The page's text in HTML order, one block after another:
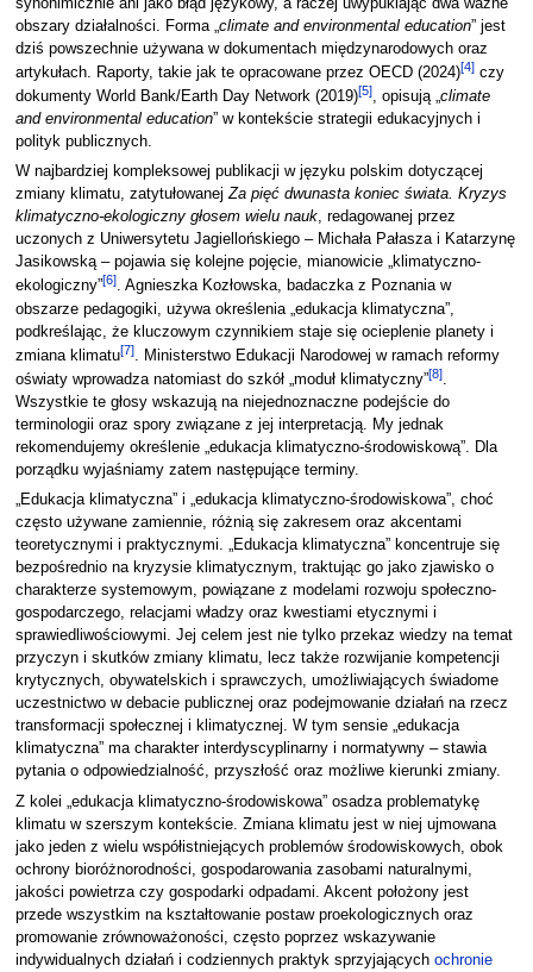
obszary działalności. Forma „ climate and environmental education” jest
dziś powszechnie używana w dokumentach międzynarodowych oraz
artykułach. Raporty, takie jak te opracowane przez OECD (2024)[4]czy
dokumenty World Bank/Earth Day Network (2019)[5], opisują „climate
and environmental education” w kontekście strategii edukacyjnych i
polityk publicznych.
W najbardziej kompleksowej publikacji w języku polskim dotyczącej
zmiany klimatu, zatytułowanejZa pięć dwunasta koniec świata. Kryzys
klimatyczno-ekologiczny głosem wielu nauk, redagowanej przez
uczonych z Uniwersytetu Jagiellońskiego – Michała Pałasza i Katarzynę
Jasikowską – pojawia się kolejne pojęcie, mianowicie „klimatyczno-
ekologiczny”[6]. Agnieszka Kozłowska, badaczka z Poznania w
obszarze pedagogiki, używa określenia „edukacja klimatyczna”,
podkreślając, że kluczowym czynnikiem staje się ocieplenie planety i
zmiana klimatu[7]. Ministerstwo Edukacji Narodowej w ramach reformy
oświaty wprowadza natomiast do szkół „moduł klimatyczny”[8].
Wszystkie te głosy wskazują na niejednoznaczne podejście do
terminologii oraz spory związane z jej interpretacją. My jednak
rekomendujemy określenie „edukacja klimatyczno-środowiskową”. Dla
porządku wyjaśniamy zatem następujące terminy.
„Edukacja klimatyczna” i „edukacja klimatyczno-środowiskowa”, choć
często używane zamiennie, różnią się zakresem oraz akcentami
teoretycznymi i praktycznymi. „Edukacja klimatyczna” koncentruje się
bezpośrednio na kryzysie klimatycznym, traktując go jako zjawisko o
charakterze systemowym, powiązane z modelami rozwoju społeczno-
gospodarczego, relacjami władzy oraz kwestiami etycznymi i
sprawiedliwościowymi. Jej celem jest nie tylko przekaz wiedzy na temat
przyczyn i skutków zmiany klimatu, lecz także rozwijanie kompetencji
krytycznych, obywatelskich i sprawczych, umożliwiających świadome
uczestnictwo w debacie publicznej oraz podejmowanie działań na rzecz
transformacji społecznej i klimatycznej. W tym sensie „edukacja
klimatyczna” ma charakter interdyscyplinarny i normatywny – stawia
pytania o odpowiedzialność, przyszłość oraz możliwe kierunki zmiany.
Z kolei „edukacja klimatyczno-środowiskowa” osadza problematykę
klimatu w szerszym kontekście. Zmiana klimatu jest w niej ujmowana
jako jeden z wielu współistniejących problemów środowiskowych, obok
ochrony bioróżnorodności, gospodarowania zasobami naturalnymi,
jakości powietrza czy gospodarki odpadami. Akcent położony jest
przede wszystkim na kształtowanie postaw proekologicznych oraz
promowanie zrównoważoności, często poprzez wskazywanie
indywidualnych działań i codziennych praktyk sprzyjających ochronie